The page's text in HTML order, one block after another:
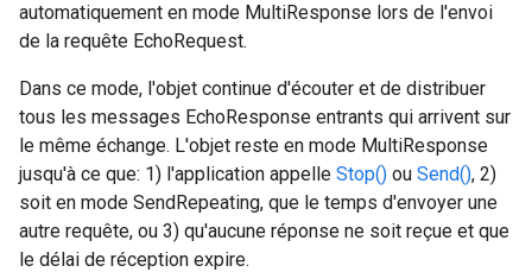
automatiquement en mode MultiResponse lors de l'envoi
de la requête EchoRequest.
Dans ce mode, l'objet continue d'écouter et de distribuer
tous les messages EchoResponse entrants qui arrivent sur
le même échange. L'objet reste en mode MultiResponse
jusqu'à ce que: 1) l'application appelle Stop() ou Send(), 2)
soit en mode SendRepeating, que le temps d'envoyer une
autre requête, ou 3) qu'aucune réponse ne soit reçue et que
le délai de réception expire.